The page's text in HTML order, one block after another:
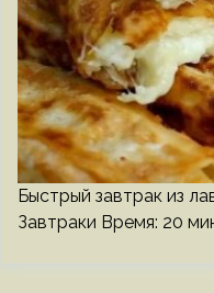
Быстрый завтрак из
Завтраки Время: 20